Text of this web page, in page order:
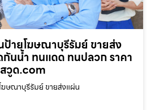
ป้ายโฆษณาบุรีรัมย์ ขายส่ง
นน้ำ ทนแดด ทนปลวก ราคา
วูด.com
ษณาบุรีรัมย์ ขายส่งแผ่น